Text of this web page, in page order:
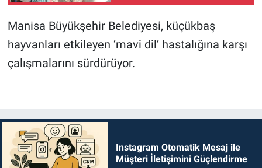
Manisa Büyükşehir Belediyesi, küçükbaş
hayvanları etkileyen ‘mavi dil’ hastalığına karşı
çalışmalarını sürdürüyor.
Instagram Otomatik Mesaj ile
Müşteri İletişimini Güçlendirme